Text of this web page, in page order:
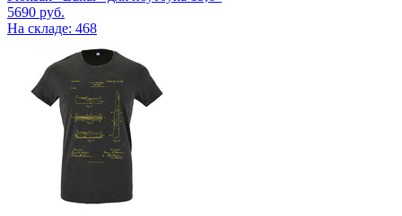
5690 руб.
На складе: 468